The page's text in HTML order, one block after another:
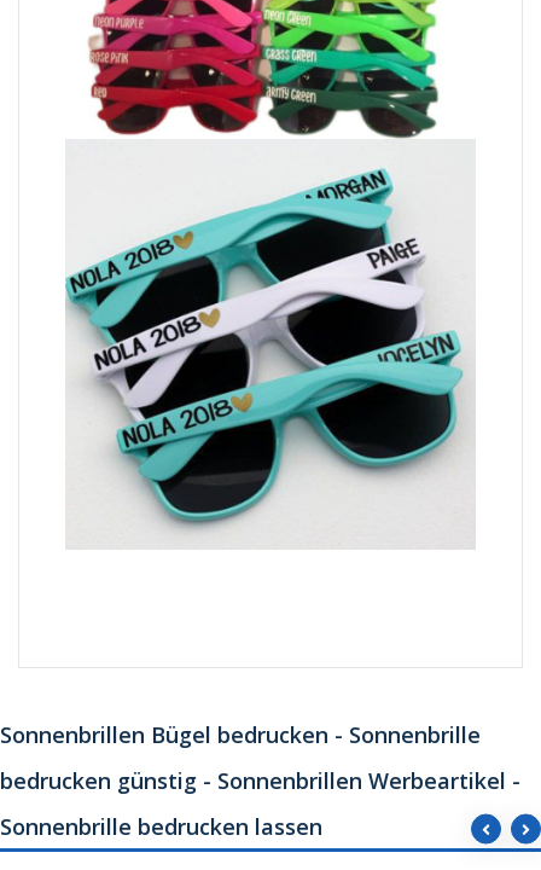
Sonnenbrillen Bügel bedrucken - Sonnenbrille
bedrucken günstig - Sonnenbrillen Werbeartikel -
Sonnenbrille bedrucken lassen